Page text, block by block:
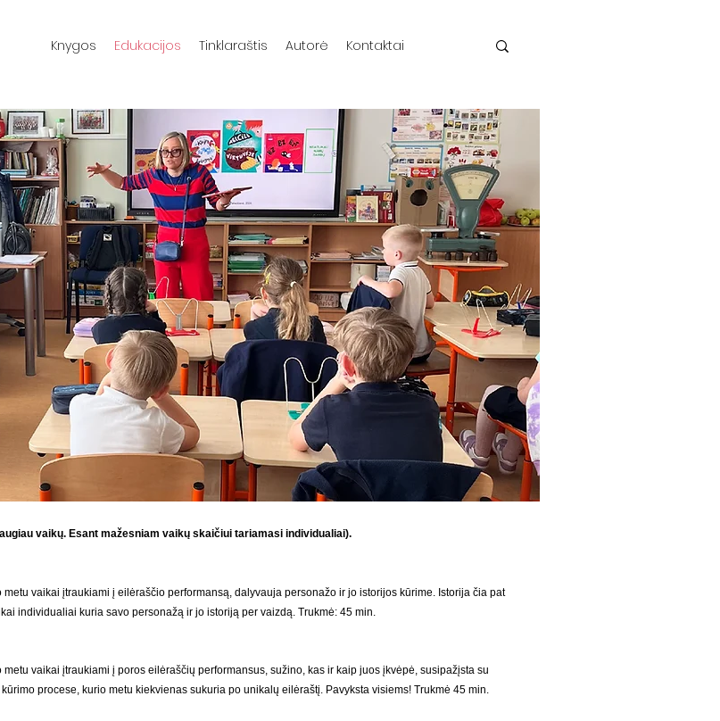
Knygos Edukacijos Tinklaraštis Autorė Kontaktai
vaikų. Esant mažesniam vaikų skaičiui tariamasi individualiai).
vaikai įtraukiami į eilėraščio performansą, dalyvauja personažo ir jo istorijos kūrime. Istorija čia pat
individualiai kuria savo personažą ir jo istoriją per vaizdą. Trukmė: 45 min.
metu vaikai įtraukiami į poros eilėraščių performansus, sužino, kas ir kaip juos įkvėpė, susipažįsta su
procese, kurio metu kiekvienas sukuria po unikalų eilėraštį. Pavyksta visiems! Trukmė 45 min.